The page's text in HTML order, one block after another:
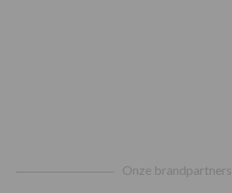
Onze brandpartners